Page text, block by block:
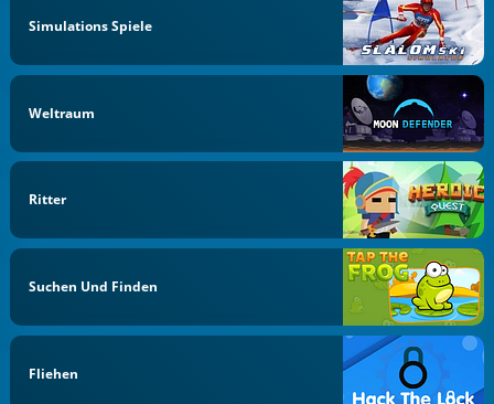
Simulations Spiele
Weltraum
Ritter
Suchen Und Finden
Fliehen